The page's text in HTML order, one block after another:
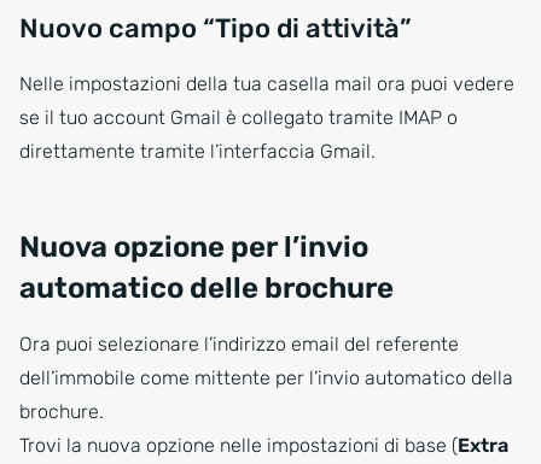
Nuovo campo “Tipo di attività”
Nelle impostazioni della tua casella mail ora puoi vedere
se il tuo account Gmail è collegato tramite IMAP o
direttamente tramite l’interfaccia Gmail.
Nuova opzione per l’invio
automatico delle brochure
Ora puoi selezionare l’indirizzo email del referente
dell’immobile come mittente per l’invio automatico della
brochure.
Trovi la nuova opzione nelle impostazioni di base (Extra